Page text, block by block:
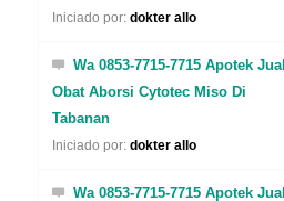
Iniciado por: dokter allo
Wa 0853-7715-7715 Apotek Jual
Obat Aborsi Cytotec Miso Di
Tabanan
Iniciado por: dokter allo
Wa 0853-7715-7715 Apotek Jual